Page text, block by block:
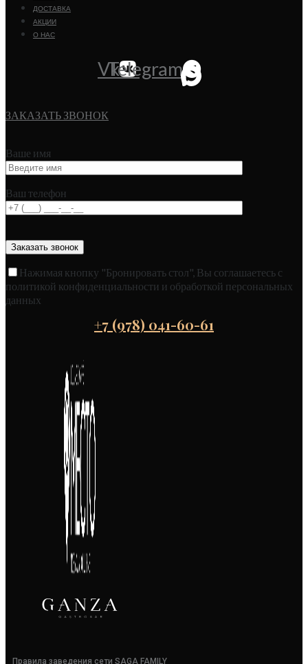
ДОСТАВКА
АКЦИИ
О НАС
VkTelegram
ЗАКАЗАТЬ ЗВОНОК
Ваше имя
Ваш телефон
Нажимая кнопку "Бронировать стол", Вы соглашаетесь с
политикой конфиденциальности и обработкой персональных
данных
+7 (978) 041-60-61
Правила заведения сети SAGA FAMILY